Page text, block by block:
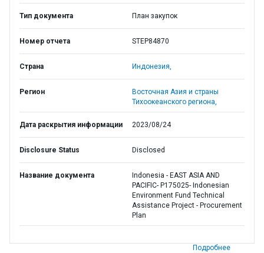
Тип документа План закупок
Номер отчета STEP84870
Страна Индонезия,
Регион
Восточная Азия и страны
Тихоокеанского региона,
Дата раскрытия информации 2023/08/24
Disclosure Status Disclosed
Название документа
Indonesia - EAST ASIA AND
PACIFIC- P175025- Indonesian
Environment Fund Technical
Assistance Project - Procurement
Plan
Подробнее